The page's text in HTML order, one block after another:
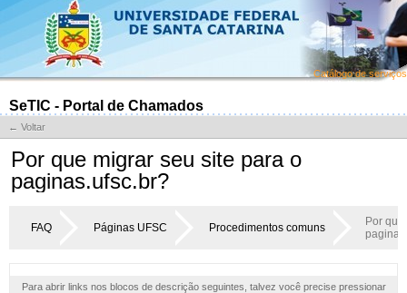
Catálogo de serviços
SeTIC - Portal de Chamados
← Voltar
Por que migrar seu site para o
paginas.ufsc.br?
FAQ Páginas UFSC Procedimentos comuns
Por
Para abrir links nos blocos de descrição seguintes, talvez você precise pressionar